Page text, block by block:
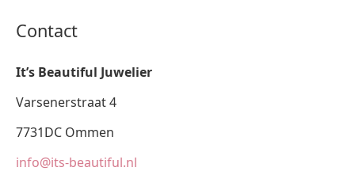
Contact
It’s Beautiful Juwelier
Varsenerstraat 4
7731DC Ommen
info@its-beautiful.nl